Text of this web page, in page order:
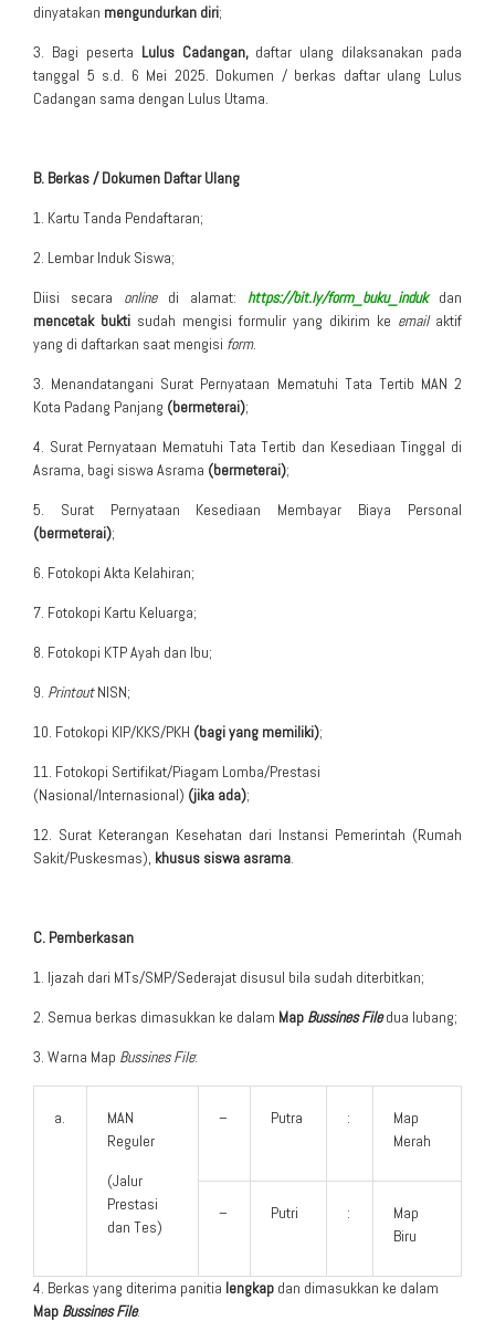
dinyatakan mengundurkan diri;
3. Bagi peserta Lulus Cadangan, daftar ulang dilaksanakan pada
tanggal 5 s.d. 6 Mei 2025. Dokumen / berkas daftar ulang Lulus
Cadangan sama dengan Lulus Utama.
B. Berkas / Dokumen Daftar Ulang
1. Kartu Tanda Pendaftaran;
2. Lembar Induk Siswa;
Diisi secara onlinedi alamat: https://bit.ly/form_buku_indukdan
mencetak bukti sudah mengisi formulir yang dikirim ke emailaktif
yang di daftarkan saat mengisi form.
3. Menandatangani Surat Pernyataan Mematuhi Tata Tertib MAN 2
Kota Padang Panjang (bermeterai);
4. Surat Pernyataan Mematuhi Tata Tertib dan Kesediaan Tinggal di
Asrama, bagi siswa Asrama (bermeterai);
5. Surat Pernyataan Kesediaan Membayar Biaya Personal
(bermeterai);
6. Fotokopi Akta Kelahiran;
7. Fotokopi Kartu Keluarga;
8. Fotokopi KTP Ayah dan Ibu;
9. PrintoutNISN;
10. Fotokopi KIP/KKS/PKH (bagi yang memiliki);
11. Fotokopi Sertifikat/Piagam Lomba/Prestasi
(Nasional/Internasional) (jika ada);
12. Surat Keterangan Kesehatan dari Instansi Pemerintah (Rumah
Sakit/Puskesmas), khusus siswa asrama.
C. Pemberkasan
1. Ijazah dari MTs/SMP/Sederajat disusul bila sudah diterbitkan;
2. Semua berkas dimasukkan ke dalam Map Bussines Filedua lubang;
3. Warna Map Bussines File:
a.
MAN
Reguler
(Jalur
Prestasi
dan Tes)
– Putra :
Map
Merah
– Putri :
Map
Biru
4. Berkas yang diterima panitia lengkap dan dimasukkan ke dalam
Map Bussines File.